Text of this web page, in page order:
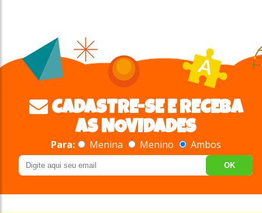
CADASTRE-SE E RECEBA
AS NOVIDADES
Para: Menina Menino Ambos
OK